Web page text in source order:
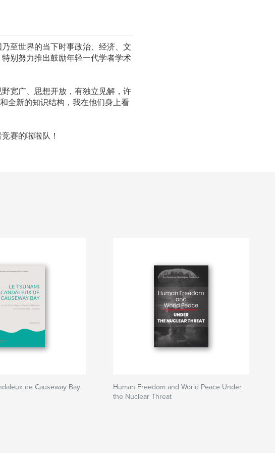
至世界的当下时事政治、经济、文
别努力推出鼓励年轻一代学者学术
宽广、思想开放，有独立见解，许
全新的知识结构，我在他们身上看
赛的啦啦队！
de Causeway Bay
Human Freedom and World Peace Under
the Nuclear Threat